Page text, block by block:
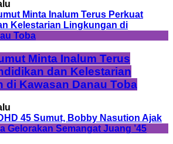
Minta Inalum Terus
dan Kelestarian
di Kawasan Danau Toba